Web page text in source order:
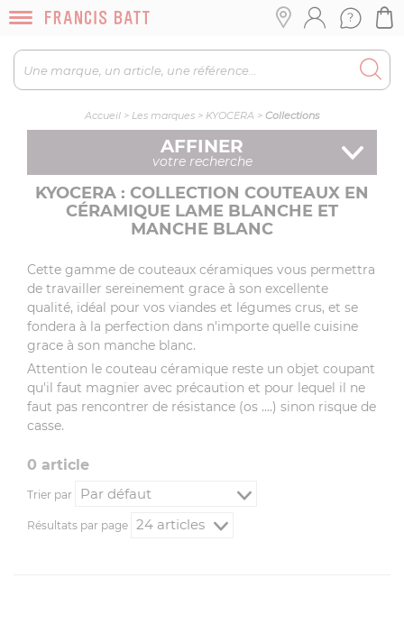
Accueil > Les marques > KYOCERA > Collections
AFFINER
votre recherche
KYOCERA : COLLECTION COUTEAUX EN
CÉRAMIQUE LAME BLANCHE ET
MANCHE BLANC
Cette gamme de couteaux céramiques vous permettra
de travailler sereinement grace à son excellente
qualité, idéal pour vos viandes et légumes crus, et se
fondera à la perfection dans n'importe quelle cuisine
grace à son manche blanc.
Attention le couteau céramique reste un objet coupant
qu'il faut magnier avec précaution et pour lequel il ne
faut pas rencontrer de résistance (os ....) sinon risque de
casse.
0 article
Trier par
Résultats par page